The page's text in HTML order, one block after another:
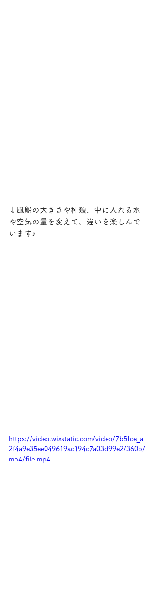
↓風船の大きさや種類、中に入れる水
や空気の量を変えて、違いを楽しんで
います♪
https://video.wixstatic.com/video/7b5fce_a
2f4a9e35ee049619ac194c7a03d99e2/360p/
mp4/file.mp4